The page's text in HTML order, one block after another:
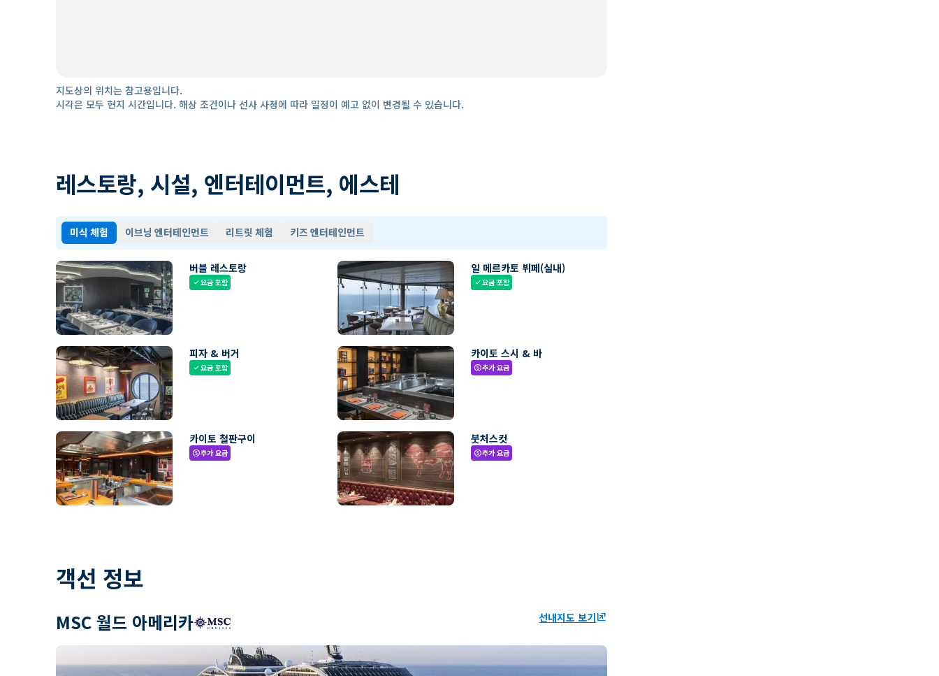
지도상의 위치는 참고용입니다.
시각은 모두 현지 시간입니다. 해상 조건이나 선사 사정에 따라 일정이 예고 없이 변경될 수 있습니다.
레스토랑, 시설, 엔터테이먼트, 에스테
미식 체험 이브닝 엔터테인먼트 리트릿 체험 키즈 엔터테인먼트
버블 레스토랑
check요금 포함
일 메르카토 뷔페(실내)
check요금 포함
피자 & 버거
check요금 포함
카이토 스시 & 바
paid추가 요금
카이토 철판구이
paid추가 요금
붓처스컷
paid추가 요금
객선 정보
MSC 월드 아메리카 선내지도 보기ungroup